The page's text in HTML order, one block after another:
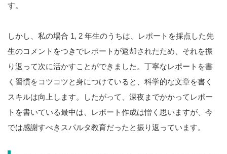
す。
しかし、私の場合 1, 2 年生のうちは、レポートを採点した先
生のコメントをつきでレポートが返却されたため、それを振
り返って次に活かすことができました。丁寧なレポートを書
く習慣をコツコツと身につけていると、科学的な文章を書く
スキルは向上します。したがって、深夜までかかってレポー
トを書いている最中は、レポート作成は憎く思いますが、今
では感謝すべきスパルタ教育だったと振り返っています。